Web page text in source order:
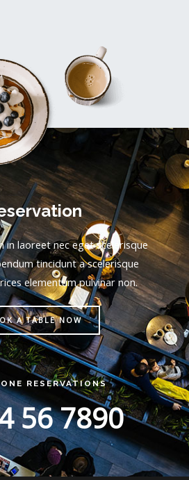
in laoreet nec eget scelerisque
tincidunt a scelerisque
elementum pulvinar non.
A TABLE NOW
RESERVATIONS
56 7890